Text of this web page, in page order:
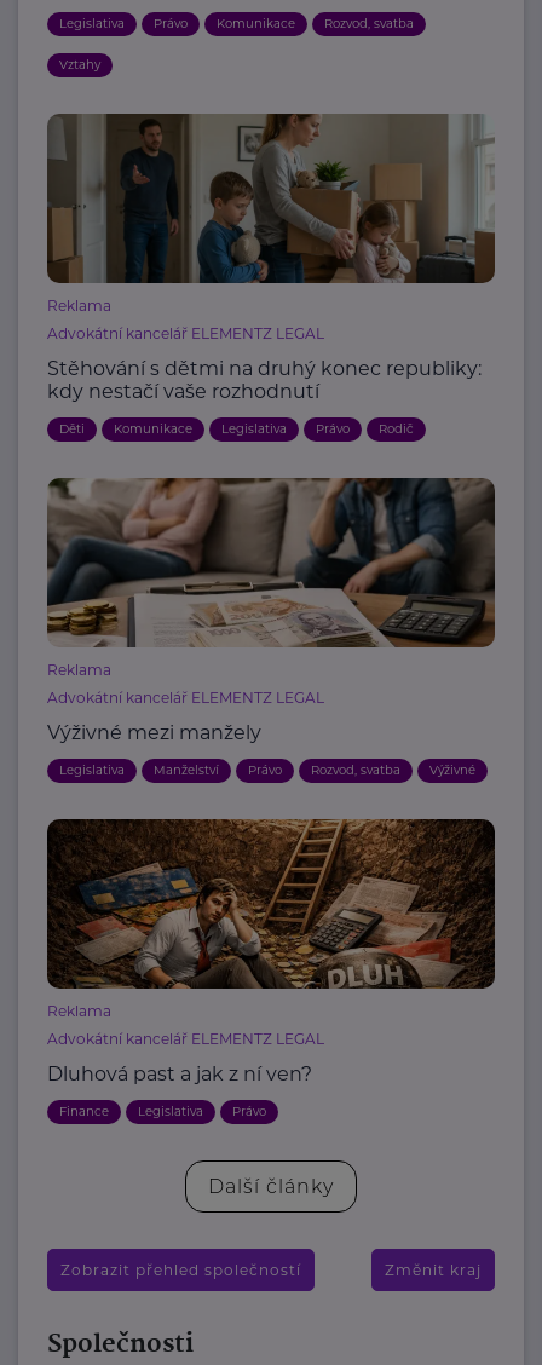
Legislativa Právo Komunikace Rozvod, svatba
Vztahy
Reklama
Advokátní kancelář ELEMENTZ LEGAL
Stěhování s dětmi na druhý konec republiky:
kdy nestačí vaše rozhodnutí
Děti Komunikace Legislativa Právo Rodič
Reklama
Advokátní kancelář ELEMENTZ LEGAL
Výživné mezi manžely
Legislativa Manželství Právo Rozvod, svatba Výživné
Reklama
Advokátní kancelář ELEMENTZ LEGAL
Dluhová past a jak z ní ven?
Finance Legislativa Právo
Další články
Zobrazit přehled společností Změnit kraj
Společnosti